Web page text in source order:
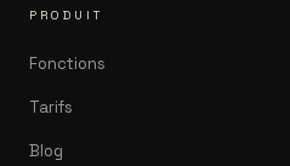
PRODUIT
Fonctions
Tarifs
Blog